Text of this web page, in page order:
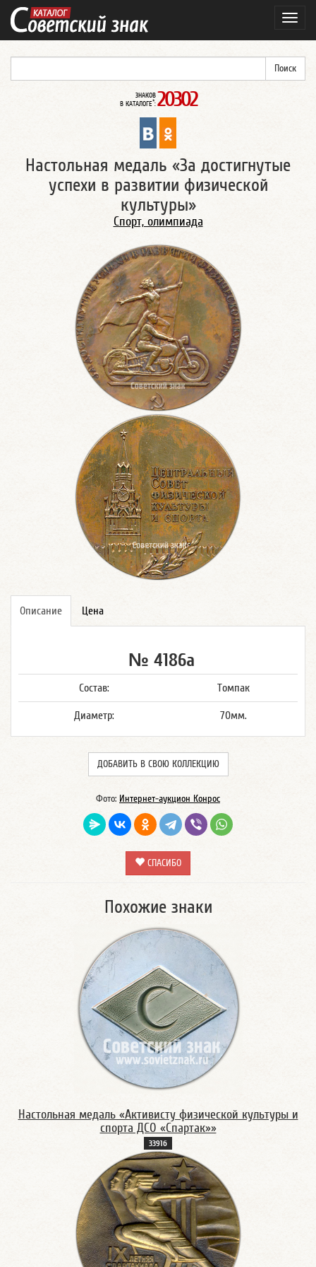
ЗНАКОВ
В КАТАЛОГЕ*: 20302
Настольная медаль «За достигнутые
успехи в развитии физической
культуры»
Спорт, олимпиада
Описание Цена
№ 4186а
Состав: Томпак
Диаметр: 70мм.
ДОБАВИТЬ В СВОЮ КОЛЛЕКЦИЮ
Фото: Интернет-аукцион Конрос
СПАСИБО
Похожие знаки
Настольная медаль «Активисту физической культуры и
спорта ДСО «Спартак»»
3391б